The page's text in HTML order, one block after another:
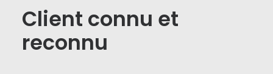
Client connu et
reconnu